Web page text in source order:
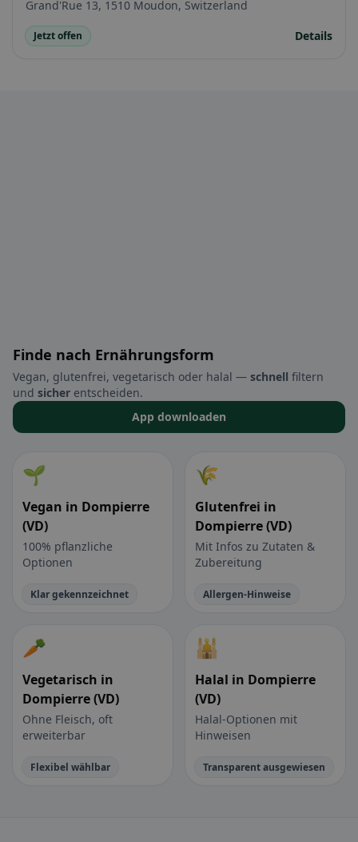
Grand'Rue 13, 1510 Moudon, Switzerland
Jetzt offen Details
Finde nach Ernährungsform
Vegan, glutenfrei, vegetarisch oder halal — schnell filtern
und sicher entscheiden.
App downloaden
🌱
Vegan in Dompierre
(VD)
100% pflanzliche
Optionen
Klar gekennzeichnet
🌾
Glutenfrei in
Dompierre (VD)
Mit Infos zu Zutaten &
Zubereitung
Allergen-Hinweise
🥕
Vegetarisch in
Dompierre (VD)
Ohne Fleisch, oft
erweiterbar
Flexibel wählbar
🕌
Halal in Dompierre
(VD)
Halal-Optionen mit
Hinweisen
Transparent ausgewiesen